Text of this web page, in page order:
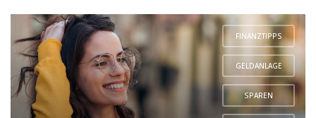
FINANZTIPPS
,
GELDANLAGE
,
SPAREN